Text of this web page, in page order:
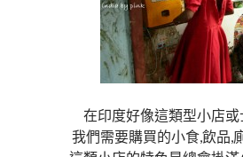
在印度好像這類型小店
我們需要購買的小食,飲品,